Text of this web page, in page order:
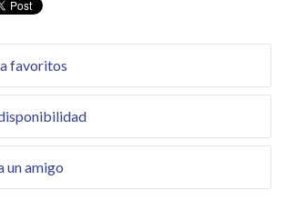
favoritos
un amigo